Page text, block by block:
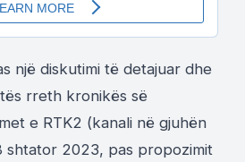
një diskutimi të detajuar dhe
rreth kronikës së
e RTK2 (kanali në gjuhën
shtator 2023, pas propozimit